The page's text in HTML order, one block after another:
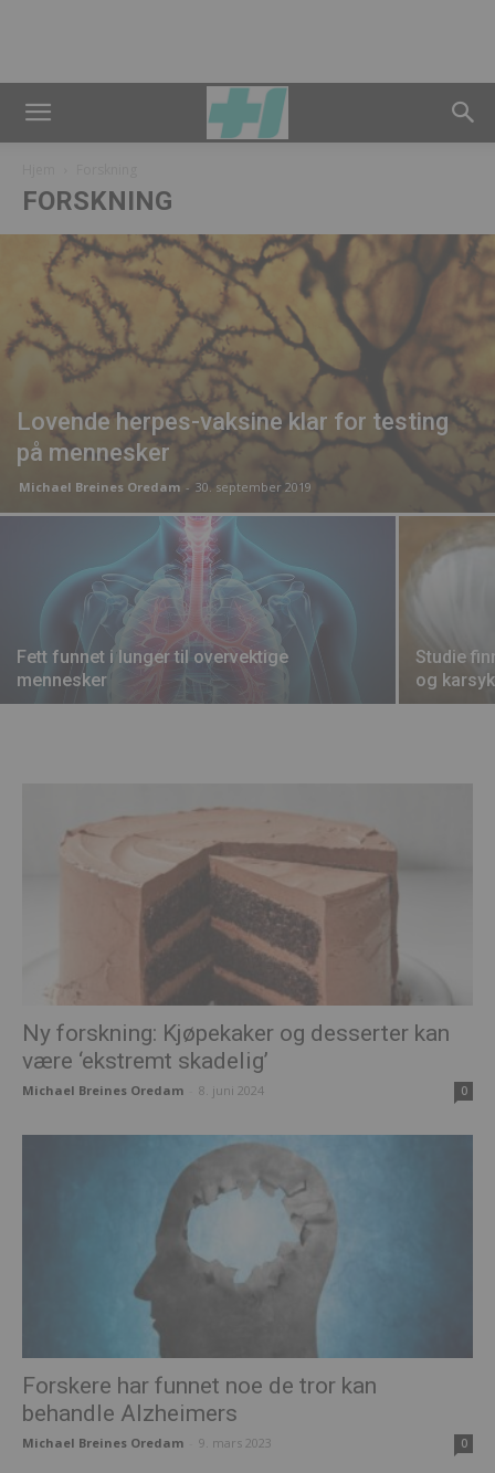
FORSKNING
Lovende herpes-vaksine klar for testing
på mennesker
Michael Breines Oredam - 30. september 2019
Fett funnet i lunger til overvektige
mennesker
Studie
og
Ny forskning: Kjøpekaker og desserter kan
være ‘ekstremt skadelig’
Michael Breines Oredam 8. juni 2024 0
Forskere har funnet noe de tror kan
behandle Alzheimers
Michael Breines Oredam 9. mars 2023 0